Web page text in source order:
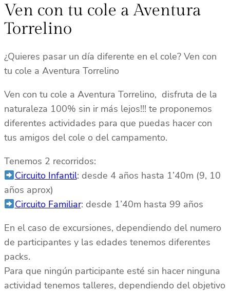
Ven con tu cole a Aventura
Torrelino
¿Quieres pasar un día diferente en el cole? Ven con
tu cole a Aventura Torrelino
Ven con tu cole a Aventura Torrelino, disfruta de la
naturaleza 100% sin ir más lejos!!! te proponemos
diferentes actividades para que puedas hacer con
tus amigos del cole o del campamento.
Tenemos 2 recorridos:
Circuito Infantil: desde 4 años hasta 1’40m (9, 10
años aprox)
Circuito Familiar: desde 1’40m hasta 99 años
En el caso de excursiones, dependiendo del numero
de participantes y las edades tenemos diferentes
packs.
Para que ningún participante esté sin hacer ninguna
actividad tenemos talleres, dependiendo del objetivo